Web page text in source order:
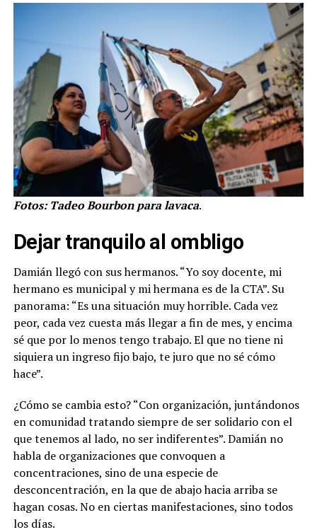
Fotos: Tadeo Bourbon para lavaca.
Dejar tranquilo al ombligo
Damián llegó con sus hermanos. “Yo soy docente, mi
hermano es municipal y mi hermana es de la CTA”. Su
panorama: “Es una situación muy horrible. Cada vez
peor, cada vez cuesta más llegar a fin de mes, y encima
sé que por lo menos tengo trabajo. El que no tiene ni
siquiera un ingreso fijo bajo, te juro que no sé cómo
hace”.
¿Cómo se cambia esto? “Con organización, juntándonos
en comunidad tratando siempre de ser solidario con el
que tenemos al lado, no ser indiferentes”. Damián no
habla de organizaciones que convoquen a
concentraciones, sino de una especie de
desconcentración, en la que de abajo hacia arriba se
hagan cosas. No en ciertas manifestaciones, sino todos
los días.